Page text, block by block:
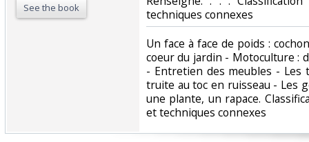
See the book
techniques connexes‎
‎Un face à face de poids :
coeur du jardin - Motoculture :
- Entretien des meubles - Les
truite au toc en ruisseau - Les
une plante, un rapace.
et techniques connexes‎